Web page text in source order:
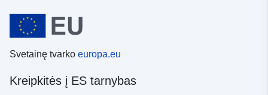
Svetainę tvarko europa.eu
Kreipkitės į ES tarnybas